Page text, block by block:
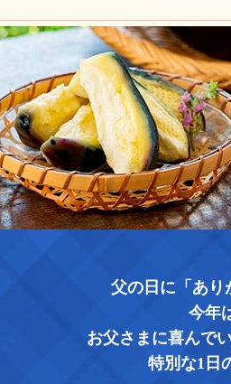
父の日に「あり
今年
お父さまに喜んで
特別な1日